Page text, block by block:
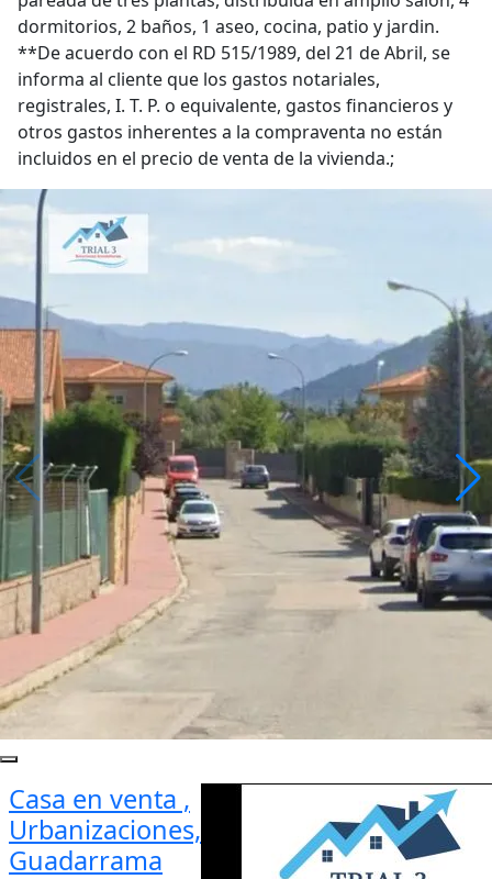
dormitorios, 2 baños, 1 aseo, cocina, patio y jardin.
**De acuerdo con el RD 515/1989, del 21 de Abril, se
informa al cliente que los gastos notariales,
registrales, I. T. P. o equivalente, gastos financieros y
otros gastos inherentes a la compraventa no están
incluidos en el precio de venta de la vivienda.;
Casa en venta ,
Urbanizaciones,
Guadarrama